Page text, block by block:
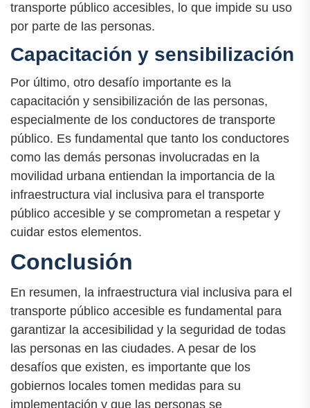
transporte público accesibles, lo que impide su uso
por parte de las personas.
Capacitación y sensibilización
Por último, otro desafío importante es la
capacitación y sensibilización de las personas,
especialmente de los conductores de transporte
público. Es fundamental que tanto los conductores
como las demás personas involucradas en la
movilidad urbana entiendan la importancia de la
infraestructura vial inclusiva para el transporte
público accesible y se comprometan a respetar y
cuidar estos elementos.
Conclusión
En resumen, la infraestructura vial inclusiva para el
transporte público accesible es fundamental para
garantizar la accesibilidad y la seguridad de todas
las personas en las ciudades. A pesar de los
desafíos que existen, es importante que los
gobiernos locales tomen medidas para su
implementación y que las personas se